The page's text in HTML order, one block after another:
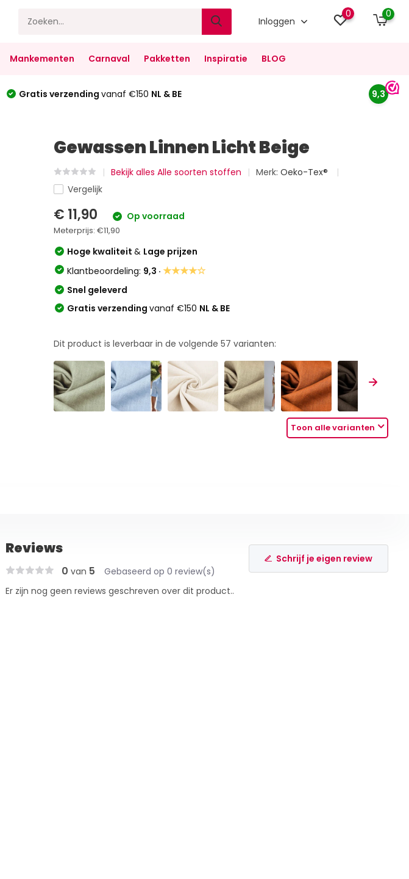
Inloggen
0 0
Mankementen Carnaval Pakketten Inspiratie BLOG
Gratis verzending vanaf €150 NL & BE 9,3
Gewassen Linnen Licht Beige
Bekijk alles Alle soorten stoffen Merk:Oeko-Tex®
Vergelijk
€ 11,90 Op voorraad
Meterprijs:€11,90
Hoge kwaliteit& Lage prijzen
Klantbeoordeling: 9,3 ·★★★★☆
Snel geleverd
Gratis verzendingvanaf €150 NL & BE
Dit product is leverbaar in de volgende57 varianten:
Toon alle varianten
Reviews
0 van 5 Gebaseerd op 0 review(s)
Schrijf je eigen review
Er zijn nog geen reviews geschreven over dit product..